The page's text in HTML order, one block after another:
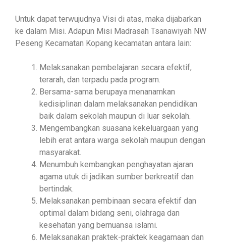
Untuk dapat terwujudnya Visi di atas, maka dijabarkan
ke dalam Misi. Adapun Misi Madrasah Tsanawiyah NW
Peseng Kecamatan Kopang kecamatan antara lain:
Melaksanakan pembelajaran secara efektif,
terarah, dan terpadu pada program.
Bersama-sama berupaya menanamkan
kedisiplinan dalam melaksanakan pendidikan
baik dalam sekolah maupun di luar sekolah.
Mengembangkan suasana kekeluargaan yang
lebih erat antara warga sekolah maupun dengan
masyarakat.
Menumbuh kembangkan penghayatan ajaran
agama utuk di jadikan sumber berkreatif dan
bertindak.
Melaksanakan pembinaan secara efektif dan
optimal dalam bidang seni, olahraga dan
kesehatan yang bernuansa islami.
Melaksanakan praktek-praktek keagamaan dan